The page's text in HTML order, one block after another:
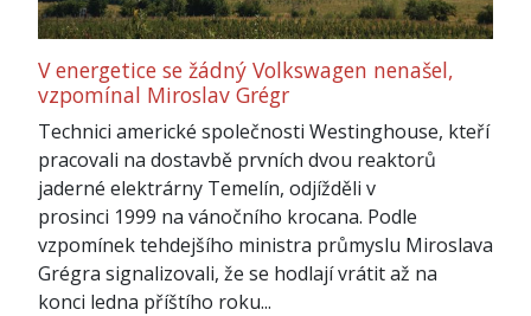
V energetice se žádný Volkswagen nenašel,
vzpomínal Miroslav Grégr
Technici americké společnosti Westinghouse, kteří
pracovali na dostavbě prvních dvou reaktorů
jaderné elektrárny Temelín, odjížděli v
prosinci 1999 na vánočního krocana. Podle
vzpomínek tehdejšího ministra průmyslu Miroslava
Grégra signalizovali, že se hodlají vrátit až na
konci ledna příštího roku...